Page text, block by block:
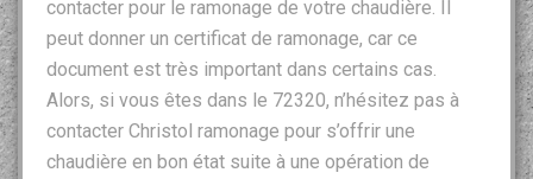
contacter pour le ramonage de votre chaudière. Il
peut donner un certificat de ramonage, car ce
document est très important dans certains cas.
Alors, si vous êtes dans le 72320, n’hésitez pas à
contacter Christol ramonage pour s’offrir une
chaudière en bon état suite à une opération de